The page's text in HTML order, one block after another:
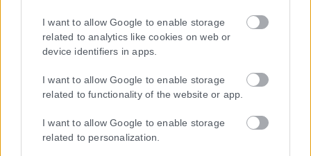
I want to allow Google to enable storage
related to analytics like cookies on web or
device identifiers in apps.
I want to allow Google to enable storage
related to functionality of the website or app.
I want to allow Google to enable storage
related to personalization.